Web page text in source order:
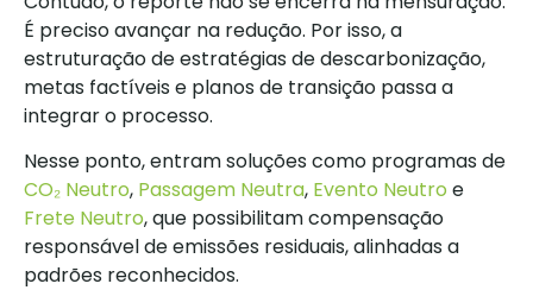
É preciso avançar na redução. Por isso, a
estruturação de estratégias de descarbonização,
metas factíveis e planos de transição passa a
integrar o processo.
Nesse ponto, entram soluções como programas de
CO₂ Neutro, Passagem Neutra, Evento Neutro e
Frete Neutro, que possibilitam compensação
responsável de emissões residuais, alinhadas a
padrões reconhecidos.